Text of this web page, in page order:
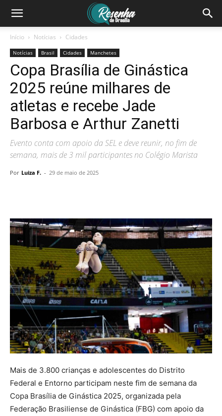
Início Notícias Cidades
Notícias Brasil Cidades Manchetes
Copa Brasília de Ginástica
2025 reúne milhares de
atletas e recebe Jade
Barbosa e Arthur Zanetti
Evento conta com apoio da SEL e deve reunir, no fim de
semana, mais de 3 mil participantes no Colégio Marista
Por Luiza F. - 29 de maio de 2025
Mais de 3.800 crianças e adolescentes do Distrito
Federal e Entorno participam neste fim de semana da
Copa Brasília de Ginástica 2025, organizada pela
Federação Brasiliense de Ginástica (FBG) com apoio da